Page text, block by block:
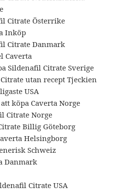
Citrate Österrike
Inköp
Citrate Danmark
Caverta
Sildenafil Citrate Sverige
utan recept Tjeckien
USA
köpa Caverta Norge
Citrate Norge
Billig Göteborg
Helsingborg
Schweiz
Danmark
Citrate USA